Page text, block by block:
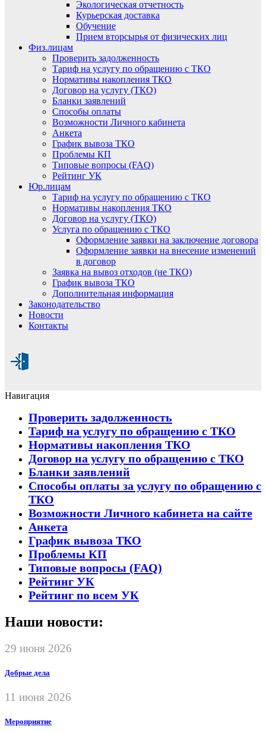
Экологическая отчетность
Курьерская доставка
Обучение
Прием вторсырья от физических лиц
Физ.лицам
Проверить задолженность
Тариф на услугу по обращению с ТКО
Нормативы накопления ТКО
Договор на услугу (ТКО)
Бланки заявлений
Способы оплаты
Возможности Личного кабинета
Анкета
График вывоза ТКО
Проблемы КП
Типовые вопросы (FAQ)
Рейтинг УК
Юр.лицам
Тариф на услугу по обращению с ТКО
Нормативы накопления ТКО
Договор на услугу (ТКО)
Услуга по обращению с ТКО
Оформление заявки на заключение договора
Оформление заявки на внесение изменений
в договор
Заявка на вывоз отходов (не ТКО)
График вывоза ТКО
Дополнительная информация
Законодательство
Новости
Контакты
Навигация
Проверить задолженность
Тариф на услугу по обращению с ТКО
Нормативы накопления ТКО
Договор на услугу по обращению с ТКО
Бланки заявлений
Способы оплаты за услугу по обращению с
ТКО
Возможности Личного кабинета на сайте
Анкета
График вывоза ТКО
Проблемы КП
Типовые вопросы (FAQ)
Рейтинг УК
Рейтинг по всем УК
Наши новости:
29 июня 2026
Добрые дела
11 июня 2026
Мероприятие